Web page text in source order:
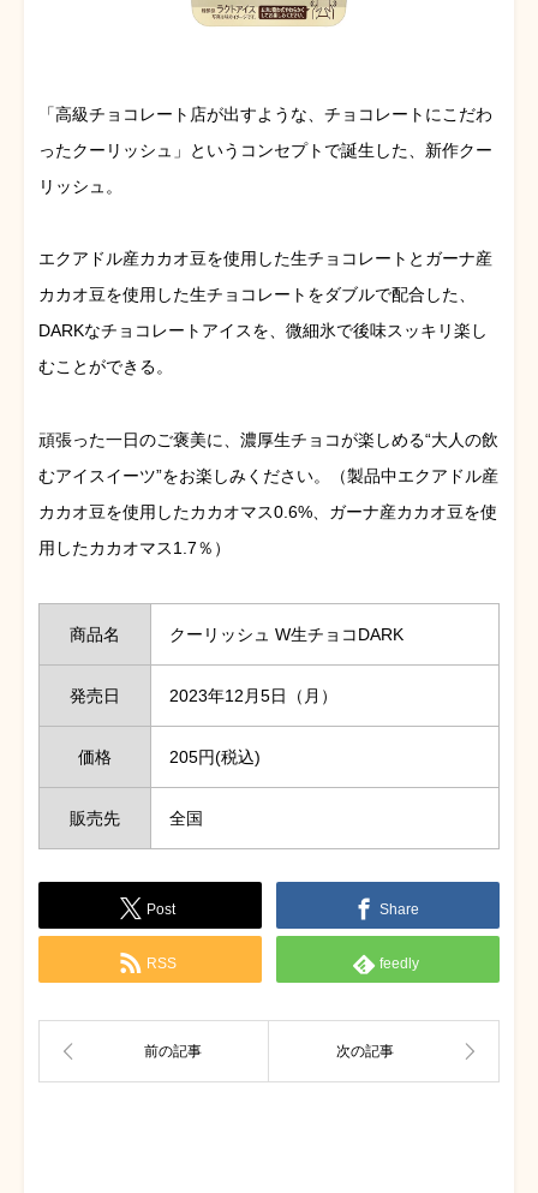
「高級チョコレート店が出すような、チョコレートにこだわ
ったクーリッシュ」というコンセプトで誕生した、新作クー
リッシュ。
エクアドル産カカオ豆を使用した生チョコレートとガーナ産
カカオ豆を使用した生チョコレートをダブルで配合した、
DARKなチョコレートアイスを、微細氷で後味スッキリ楽し
むことができる。
頑張った一日のご褒美に、濃厚生チョコが楽しめる“大人の飲
むアイスイーツ”をお楽しみください。（製品中エクアドル産
カカオ豆を使用したカカオマス0.6%、ガーナ産カカオ豆を使
用したカカオマス1.7％）
商品名 クーリッシュ W生チョコDARK
発売日 2023年12月5日（月）
価格 205円(税込)
販売先 全国
Post Share
RSS feedly